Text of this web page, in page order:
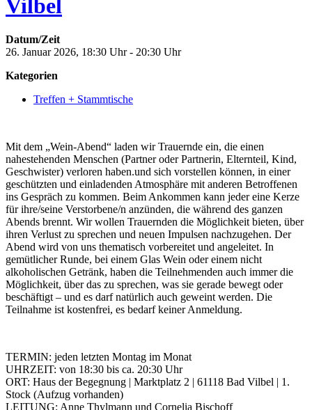
Vilbel
Datum/Zeit
26. Januar 2026, 18:30 Uhr - 20:30 Uhr
Kategorien
Treffen + Stammtische
Mit dem „Wein-Abend“ laden wir Trauernde ein, die einen
nahestehenden Menschen (Partner oder Partnerin, Elternteil, Kind,
Geschwister) verloren haben.und sich vorstellen können, in einer
geschützten und einladenden Atmosphäre mit anderen Betroffenen
ins Gespräch zu kommen. Beim Ankommen kann jeder eine Kerze
für ihre/seine Verstorbene/n anzünden, die während des ganzen
Abends brennt. Wir wollen Trauernden die Möglichkeit bieten, über
ihren Verlust zu sprechen und neuen Impulsen nachzugehen. Der
Abend wird von uns thematisch vorbereitet und angeleitet. In
gemütlicher Runde, bei einem Glas Wein oder einem nicht
alkoholischen Getränk, haben die Teilnehmenden auch immer die
Möglichkeit, über das zu sprechen, was sie gerade bewegt oder
beschäftigt – und es darf natürlich auch geweint werden. Die
Teilnahme ist kostenfrei, es bedarf keiner Anmeldung.
TERMIN: jeden letzten Montag im Monat
UHRZEIT: von 18:30 bis ca. 20:30 Uhr
ORT: Haus der Begegnung | Marktplatz 2 | 61118 Bad Vilbel | 1.
Stock (Aufzug vorhanden)
LEITUNG: Anne Thylmann und Cornelia Bischoff